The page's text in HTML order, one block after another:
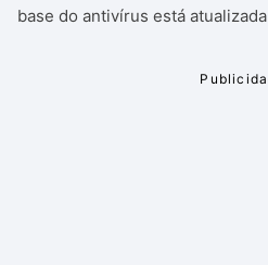
base do antivírus está atualizada